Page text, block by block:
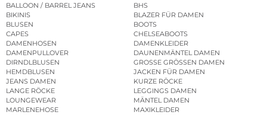
BALLOON / BARREL JEANS
BHS
BIKINIS
BLAZER FÜR DAMEN
BLUSEN
BOOTS
CAPES
CHELSEABOOTS
DAMENHOSEN
DAMENKLEIDER
DAMENPULLOVER
DAUNENMÄNTEL DAMEN
DIRNDLBLUSEN
GROSSE GRÖSSEN DAMEN
HEMDBLUSEN
JACKEN FÜR DAMEN
JEANS DAMEN
KURZE RÖCKE
LANGE RÖCKE
LEGGINGS DAMEN
LOUNGEWEAR
MÄNTEL DAMEN
MARLENEHOSE
MAXIKLEIDER